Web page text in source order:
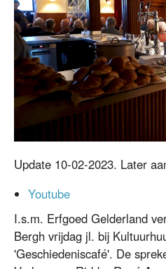
Update 10-02-2023. Later
Youtube
I.s.m. Erfgoed Gelderland
Bergh vrijdag jl. bij
'Geschiedeniscafé'. De